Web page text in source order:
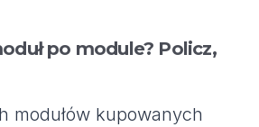
po module? Policz,
modułów kupowanych